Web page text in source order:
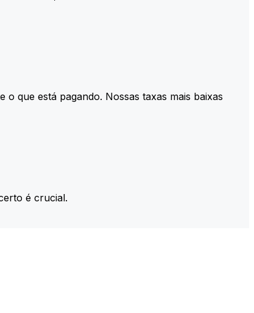
que está pagando. Nossas taxas mais baixas
é crucial.